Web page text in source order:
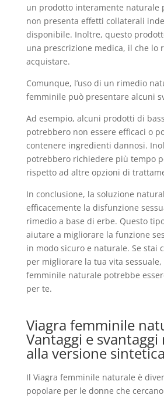
un prodotto interamente naturale
non presenta effetti collaterali
disponibile. Inoltre, questo
una prescrizione medica, il che lo
acquistare.
Comunque, l’uso di un rimedio
femminile può presentare alcuni
Ad esempio, alcuni prodotti di
potrebbero non essere efficaci o
contenere ingredienti dannosi.
potrebbero richiedere più tempo
rispetto ad altre opzioni di
In conclusione, la soluzione
efficacemente la disfunzione
rimedio a base di erbe. Questo
aiutare a migliorare la funzione
in modo sicuro e naturale. Se stai
per migliorare la tua vita sessuale,
femminile naturale potrebbe
per te.
Viagra femminile
Vantaggi e
alla versione sintetica
Il Viagra femminile naturale è
popolare per le donne che